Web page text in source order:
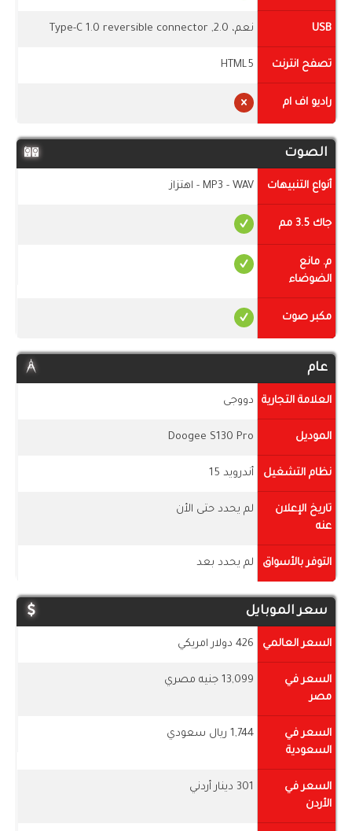
USB نعم، 2.0, Type-C 1.0 reversible connector
تصفح انترنت HTML5
راديو اف ام
الصوت
أنواع التنبيهات MP3 - WAV - اهتزاز
جاك 3.5 مم
م. مانع
الضوضاء
مكبر صوت
عام
العلامة التجارية دووجى
الموديل Doogee S130 Pro
نظام التشغيل أندرويد 15
تاريخ الإعلان
عنه
لم يحدد حتى الأن
التوفر بالأسواق لم يحدد بعد
سعر الموبايل
السعر العالمي 426 دولار امريكي
السعر في
مصر
13,099 جنيه مصري
السعر في
السعودية
1,744 ريال سعودي
السعر في
الأردن
301 دينار أردني